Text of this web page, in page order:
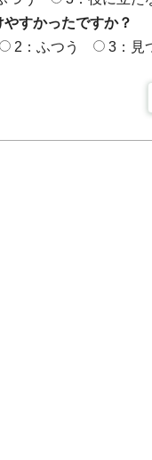
すかったですか？
2：ふつう 3：見